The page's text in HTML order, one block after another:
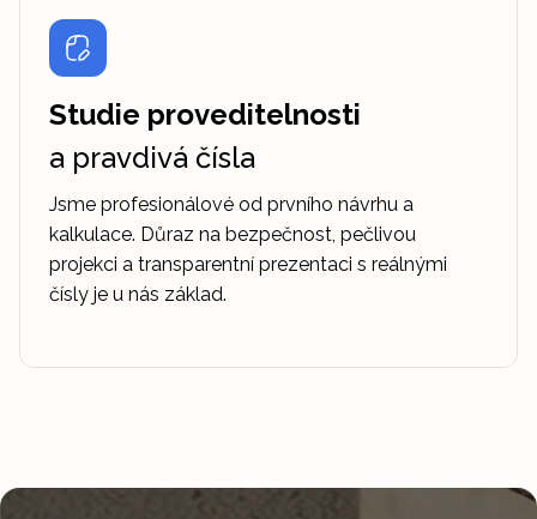
Studie proveditelnosti
a pravdivá čísla
Jsme profesionálové od prvního návrhu a
kalkulace. Důraz na bezpečnost, pečlivou
projekci a transparentní prezentaci s reálnými
čísly je u nás základ.